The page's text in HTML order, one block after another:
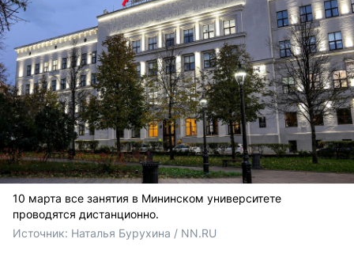
10 марта все занятия в Мининском университете
проводятся дистанционно.
Источник: Наталья Бурухина / NN.RU